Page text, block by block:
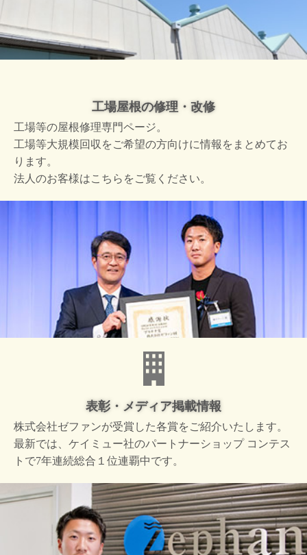
工場屋根の修理・改修
工場等の屋根修理専門ページ。
工場等大規模回収をご希望の方向けに情報をまとめてお
ります。
法人のお客様はこちらをご覧ください。
表彰・メディア掲載情報
株式会社ゼファンが受賞した各賞をご紹介いたします。
最新では、ケイミュー社のパートナーショップ コンテス
トで7年連続総合１位連覇中です。